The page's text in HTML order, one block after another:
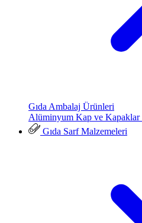
Gıda Ambalaj Ürünleri
Alüminyum Kap ve Kapaklar
Gıda Sarf Malzemeleri